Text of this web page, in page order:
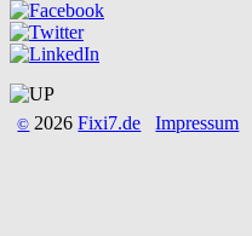
© 2026Fixi7.de Impressum